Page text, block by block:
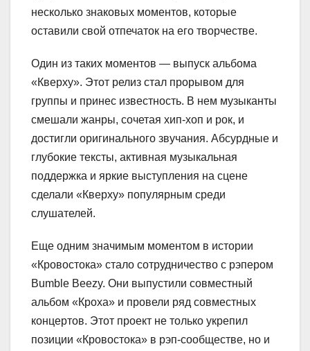
несколько знаковых моментов, которые
оставили свой отпечаток на его творчестве.
Один из таких моментов — выпуск альбома
«Кверху». Этот релиз стал прорывом для
группы и принес известность. В нем музыканты
смешали жанры, сочетая хип-хоп и рок, и
достигли оригинального звучания. Абсурдные и
глубокие тексты, активная музыкальная
поддержка и яркие выступления на сцене
сделали «Кверху» популярным среди
слушателей.
Еще одним значимым моментом в истории
«Кровостока» стало сотрудничество с рэпером
Bumble Beezy. Они выпустили совместный
альбом «Кроха» и провели ряд совместных
концертов. Этот проект не только укрепил
позиции «Кровостока» в рэп-сообществе, но и